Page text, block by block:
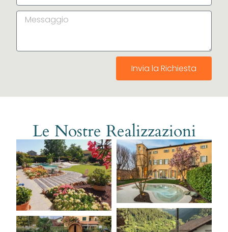
Invia la Richiesta
Le Nostre Realizzazioni